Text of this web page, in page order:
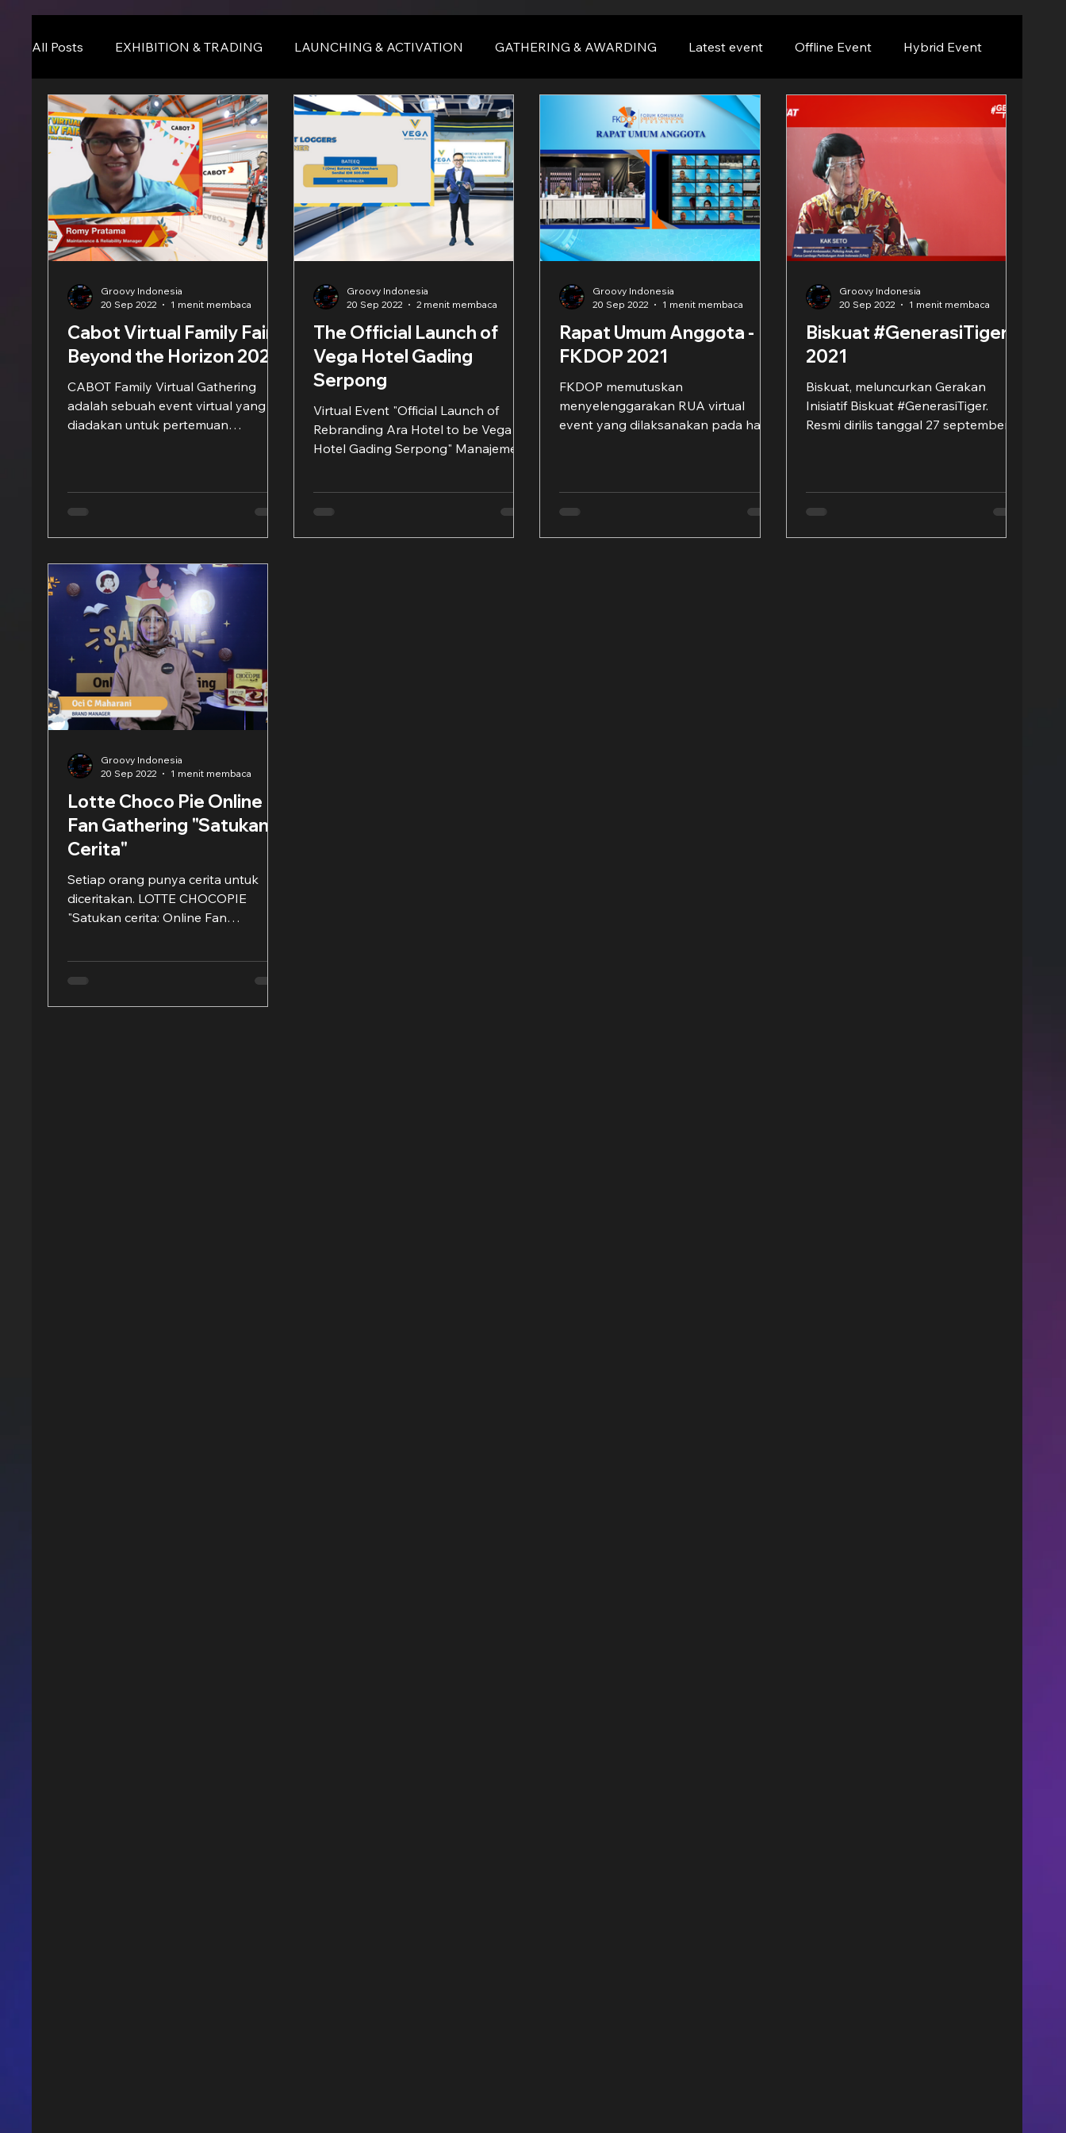
All Posts EXHIBITION & TRADING LAUNCHING & ACTIVATION GATHERING & AWARDING Latest event Offline Event Hybrid Event
Online Event BLOG Seminar & Conference BALI bali
Cabot Virtual Family Fair -
Beyond the Horizon 2021
CABOT Family Virtual Gathering
adalah sebuah event virtual yang
diadakan untuk pertemuan
Groovy Indonesia
20 Sep 2022
1 menit membaca
The Official Launch of
Vega Hotel Gading
Serpong
Virtual Event "Official Launch of
Rebranding Ara Hotel to be Vega
Hotel Gading Serpong" Manajemen
Groovy Indonesia
20 Sep 2022
2 menit membaca
Rapat Umum Anggota -
FKDOP 2021
FKDOP memutuskan
menyelenggarakan RUA virtual
event yang dilaksanakan pada hari
Groovy Indonesia
20 Sep 2022
1 menit membaca
Biskuat #GenerasiTiger
2021
Biskuat, meluncurkan Gerakan
Inisiatif Biskuat #GenerasiTiger.
Resmi dirilis tanggal 27 september
Groovy Indonesia
20 Sep 2022
1 menit membaca
Lotte Choco Pie Online
Fan Gathering "Satukan
Cerita"
Setiap orang punya cerita untuk
diceritakan. LOTTE CHOCOPIE
"Satukan cerita: Online Fan
Groovy Indonesia
20 Sep 2022
1 menit membaca